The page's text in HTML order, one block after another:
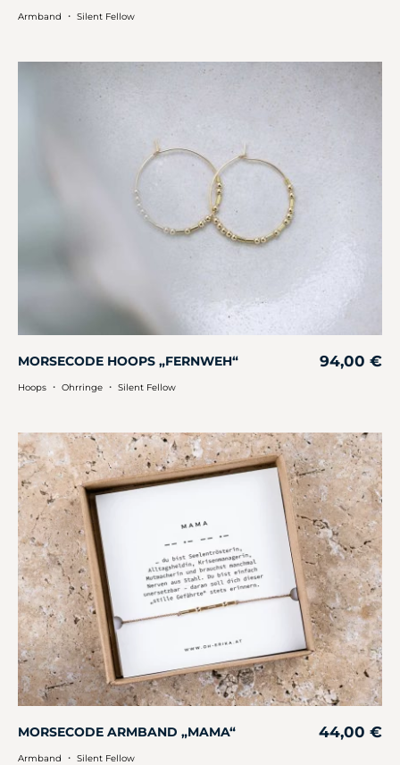
Armband ・ Silent Fellow
MORSECODE HOOPS „FERNWEH“ 94,00 €
Hoops ・ Ohrringe ・ Silent Fellow
MORSECODE ARMBAND „MAMA“ 44,00 €
Armband ・ Silent Fellow